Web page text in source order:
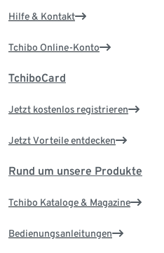
Hilfe & Kontakt
Tchibo Online-Konto
TchiboCard
Jetzt kostenlos registrieren
Jetzt Vorteile entdecken
Rund um unsere Produkte
Tchibo Kataloge & Magazine
Bedienungsanleitungen